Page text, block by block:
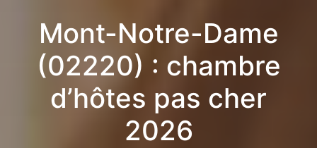
Mont-Notre-Dame
(02220) : chambre
d’hôtes pas cher
2026